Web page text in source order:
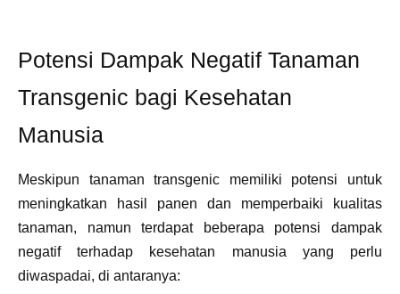
Potensi Dampak Negatif Tanaman
Transgenic bagi Kesehatan
Manusia
Meskipun tanaman transgenic memiliki potensi untuk
meningkatkan hasil panen dan memperbaiki kualitas
tanaman, namun terdapat beberapa potensi dampak
negatif terhadap kesehatan manusia yang perlu
diwaspadai, di antaranya: